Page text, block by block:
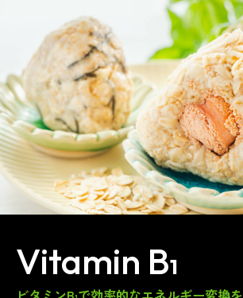
Vitamin B1